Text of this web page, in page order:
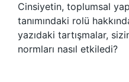
Cinsiyetin, toplumsal
tanımındaki rolü
yazıdaki tartışmalar,
normları nasıl etkiledi?